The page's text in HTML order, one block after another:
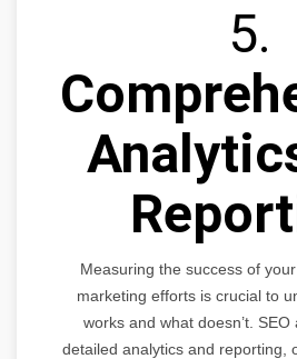
5.
Measuring the success of
marketing efforts is crucial to
works and what doesn’t.
detailed analytics and reporting,